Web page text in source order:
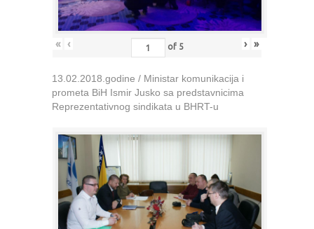
« ‹ of 5 › »
13.02.2018.godine / Ministar komunikacija i
prometa BiH Ismir Jusko sa predstavnicima
Reprezentativnog sindikata u BHRT-u